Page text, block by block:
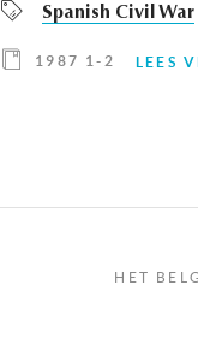
Spanish Civil War
1987 1-2 LEES
HET